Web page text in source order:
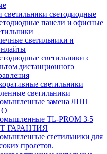
светильники светодиодные
панели и офисные
светильники и
светильники с
дистанционного
светильники
светильники
замена ЛПП,
TL-PROM 3-5
ГАРАНТИЯ
светильники для
пролетов.